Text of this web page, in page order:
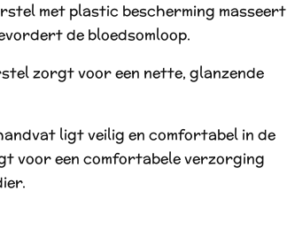
met plastic bescherming masseert
de bloedsomloop.
zorgt voor een nette, glanzende
ligt veilig en comfortabel in de
voor een comfortabele verzorging